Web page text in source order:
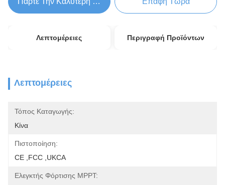
Λεπτομέρειες Περιγραφή Προϊόντων
Λεπτομέρειες
Τόπος Καταγωγής:
Κίνα
Πιστοποίηση:
CE ,FCC ,UKCA
Ελεγκτής Φόρτισης MPPT: